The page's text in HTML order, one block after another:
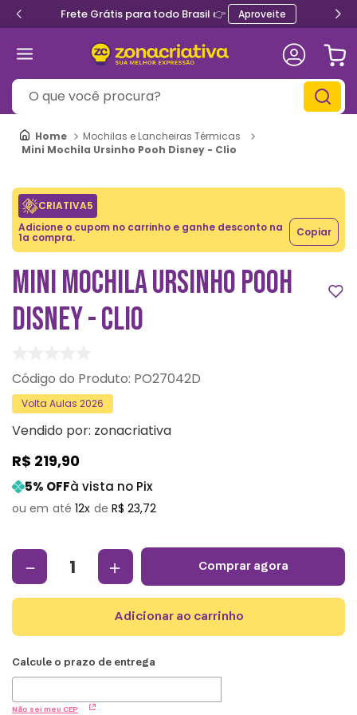
Frete Grátis para todo Brasil 👉 Aproveite
O que você procura?
Mochilas e Lancheiras Térmicas
Mini Mochila Ursinho Pooh Disney - Clio
CRIATIVA5
Adicione o cupom no carrinho e ganhe desconto na
1a compra. Copiar
MINI MOCHILA URSINHO POOH
DISNEY - CLIO
: PO27042D
Volta Aulas 2026
Vendido por: zonacriativa
R$ 219,90
5% OFFà vista no Pix
12 R$ 23,72
＋
－ comprar agora
adicionar ao carrinho
Não sei meu CEP